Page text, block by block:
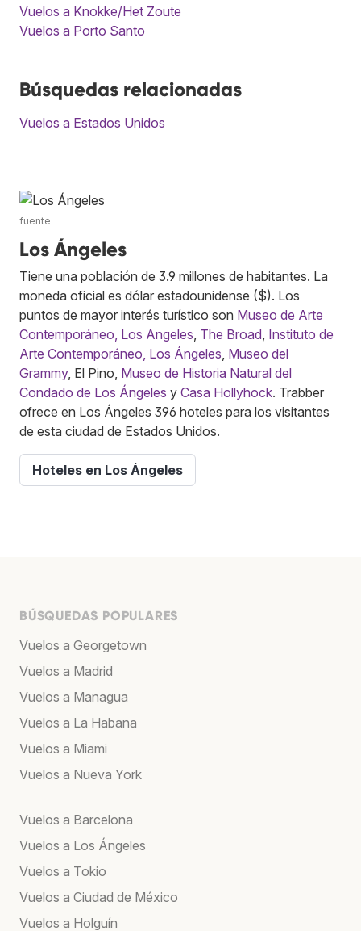
Vuelos a Knokke/Het Zoute
Vuelos a Porto Santo
Búsquedas relacionadas
Vuelos a Estados Unidos
fuente
Los Ángeles
Tiene una población de 3.9 millones de habitantes. La
moneda oficial es dólar estadounidense ($). Los
puntos de mayor interés turístico son Museo de Arte
Contemporáneo, Los Angeles The Broad Instituto de
Arte Contemporáneo, Los Ángeles Museo del
Grammy, El Pino, Museo de Historia Natural del
Condado de Los Ángeles y Casa Hollyhock. Trabber
ofrece en Los Ángeles 396 hoteles para los visitantes
de esta ciudad de Estados Unidos.
Hoteles en Los Ángeles
BÚSQUEDAS POPULARES
Vuelos a Georgetown
Vuelos a Madrid
Vuelos a Managua
Vuelos a La Habana
Vuelos a Miami
Vuelos a Nueva York
Vuelos a Barcelona
Vuelos a Los Ángeles
Vuelos a Tokio
Vuelos a Ciudad de México
Vuelos a Holguín